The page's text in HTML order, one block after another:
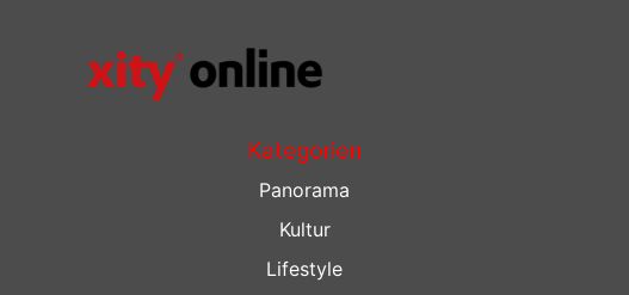
Kategorien
Panorama
Kultur
Lifestyle